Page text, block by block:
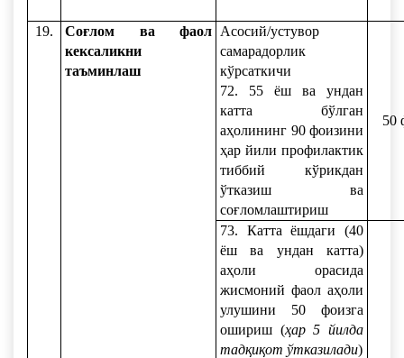
19.
Соғлом ва фаол
кексаликни
таъминлаш
Асосий/устувор
самарадорлик
кўрсаткичи
72. 55 ёш ва ундан
катта бўлган
аҳолининг 90 фоизини
ҳар йили профилактик
тиббий кўрикдан
ўтказиш ва
соғломлаштириш
50
73. Катта ёшдаги (40
ёш ва ундан катта)
аҳоли орасида
жисмоний фаол аҳоли
улушини 50 фоизга
ошириш (ҳар 5 йилда
тадқиқот ўтказилади)